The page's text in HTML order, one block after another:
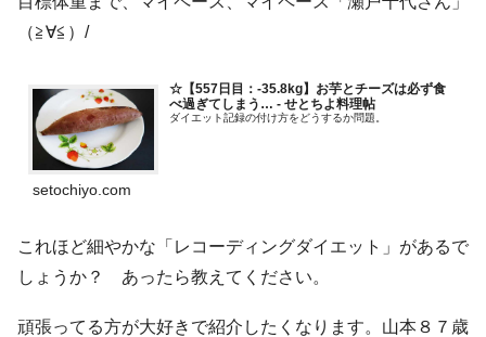
（≧∀≦）/
☆【557日目：-35.8kg】お芋とチーズは必ず食
べ過ぎてしまう… - せとちよ料理帖
ダイエット記録の付け方をどうするか問題。
setochiyo.com
これほど細やかな「レコーディングダイエット」があるで
しょうか？ あったら教えてください。
頑張ってる方が大好きで紹介したくなります。山本８７歳